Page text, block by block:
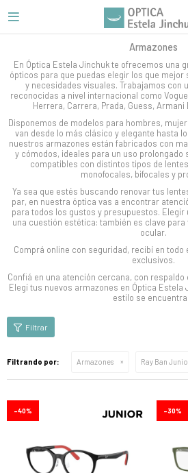

Armazones
En Óptica Estela Jinchuk te ofrecemos una
ópticos para que puedas elegir los que
y necesidades visuales. Trabajamos con
reconocidas a nivel internacional como
Herrera, Carrera, Prada, Guess,
Disponemos de modelos para hombres,
van desde lo más clásico y elegante hasta
nuestros armazones están fabricados con
y cómodos, ideales para un uso prolongado
compatibles con distintos tipos de
monofocales, bifocales y
Ya sea que estés buscando renovar tus
par, en nuestra óptica vas a encontrar
para todos los gustos y presupuestos. Elegir
una cuestión estética: también es clave
ocular.
Comprá online con seguridad, recibí en
exclusivos.
Confiá en una atención cercana, con
Elegí tus nuevos armazones en Óptica Estela
estilo se
Filtrando por: Armazones Ray Ban
40 30